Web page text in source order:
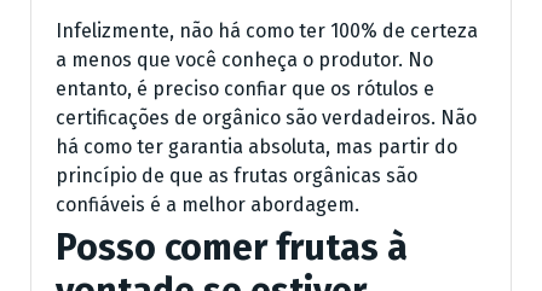
Infelizmente, não há como ter 100% de certeza
a menos que você conheça o produtor. No
entanto, é preciso confiar que os rótulos e
certificações de orgânico são verdadeiros. Não
há como ter garantia absoluta, mas partir do
princípio de que as frutas orgânicas são
confiáveis é a melhor abordagem.
Posso comer frutas à